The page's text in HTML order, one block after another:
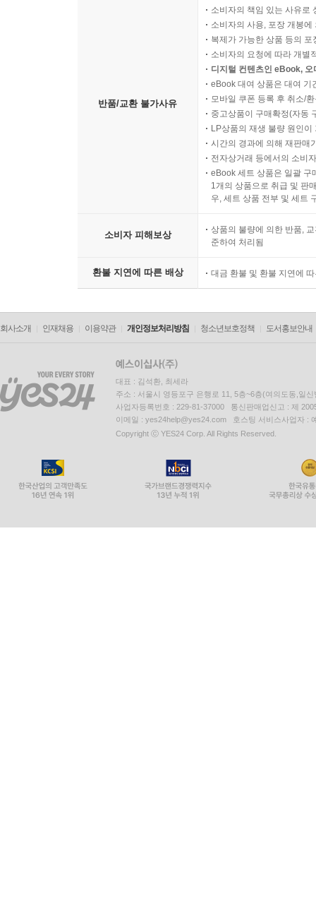
반품/교환 불가사유
소비자의 책임 있는 사유로
소비자의 사용, 포장 개봉
복제가 가능한 상품 등의
소비자의 요청에 따라 개별
디지털 컨텐츠인 eBook,
eBook 대여 상품은 대여 기
모바일 쿠폰 등록 후 취소/
중고상품이 구매확정(자동
LP상품의 재생 불량 원인
시간의 경과에 의해 재판매
전자상거래 등에서의 소비
eBook 세트 상품은 일괄 구
1개의 상품으로 취급 및 판
우, 세트 상품 전부 및 세트
소비자 피해보상
상품의 불량에 의한 반품,
준하여 처리됨
환불 지연에 따른 배상 대금 환불 및 환불 지연에
회사소개 인재채용 이용약관 개인정보처리방침 청소년보호정책 도서홍보안내
대표 : 김석환, 최세라
주소 : 서울시 영등포구 은행로 11, 5층~6층(여의도동,일신
사업자등록번호 : 229-81-37000 통신판매업신고 : 제
이메일 : yes24help@yes24.com 호스팅 서비스사업자 :
Copyright ⓒ YES24 Corp. All Rights Reserved.